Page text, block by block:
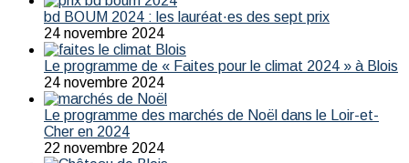
bd BOUM 2024 : les lauréat·es des sept prix
24 novembre 2024
Le programme de « Faites pour le climat 2024 » à Blois
24 novembre 2024
Le programme des marchés de Noël dans le Loir-et-
Cher en 2024
22 novembre 2024